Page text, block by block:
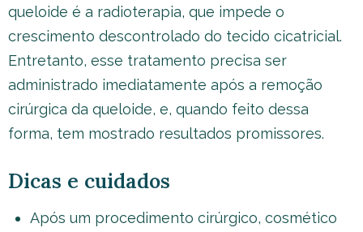
queloide é a radioterapia, que impede o
crescimento descontrolado do tecido cicatricial.
Entretanto, esse tratamento precisa ser
administrado imediatamente após a remoção
cirúrgica da queloide, e, quando feito dessa
forma, tem mostrado resultados promissores.
Dicas e cuidados
Após um procedimento cirúrgico, cosmético